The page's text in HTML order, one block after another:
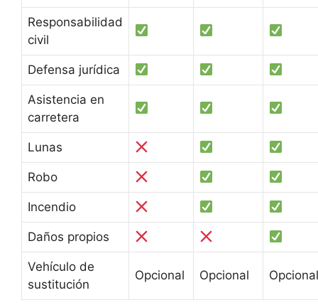
Responsabilidad
civil
Defensa jurídica
Asistencia en
carretera
Lunas
Robo
Incendio
Daños propios
Vehículo de
sustitución
Opcional Opcional Opcional